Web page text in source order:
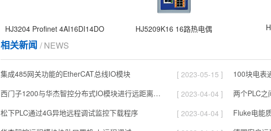
HJ3204 Profinet 4AI16DI14DO HJ5209K16 16路热电偶
相关新闻 / NEWS
集成485网关功能的EtherCAT总线IO模块 [ 2023-05-15 ]
西门子1200与华杰智控分布式IO模块进行远距离光纤通信
[ 2023-04-04 ] 两个PLC之
松下PLC通过4G异地远程调试监控下载程序
[ 2023-04-04 ] Fluke电能